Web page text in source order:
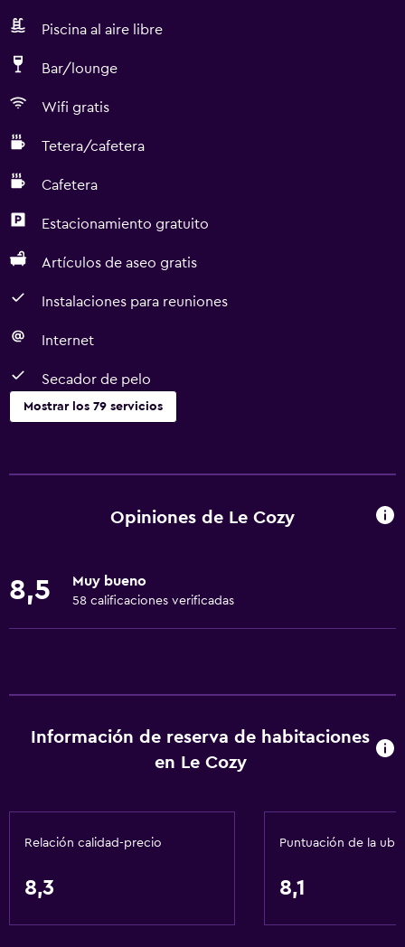
Piscina al aire libre
Bar/lounge
Wifi gratis
Tetera/cafetera
Cafetera
Estacionamiento gratuito
Artículos de aseo gratis
Instalaciones para reuniones
Internet
Secador de pelo
Mostrar los 79 servicios
Wifi gratis
Ventilador
Calefacción
Opiniones de Le Cozy
8,5 Muy bueno
58 calificaciones verificadas
Información de reserva de habitaciones
en Le Cozy
Relación calidad-precio
8,3
Puntuación de la
8,1